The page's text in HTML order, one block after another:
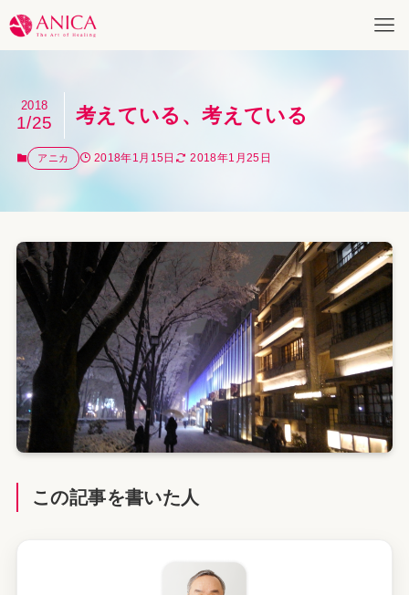
考えている、考えている
2018
1/25
アニカ 2018年1月15日 2018年1月25日
この記事を書いた人